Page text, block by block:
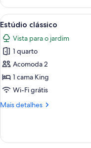
King
Room
Carrega
todas
as
fotos
de
Estúdio
clássico
10
Estúdio clássico
Vista para o jardim
1 quarto
Acomoda 2
1 cama King
Wi-Fi grátis
Mais detalhes
Mais
clássico